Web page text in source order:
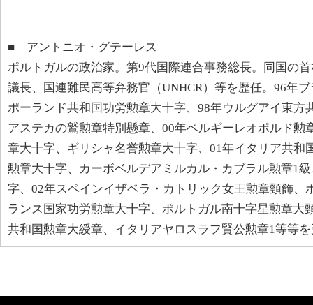
■ アントニオ・グテーレス
ポルトガルの政治家。第9代国際連合事務総長。同国の
議長、国連難民高等弁務官（UNHCR）等を歴任。96年
ポーランド共和国功労勲章大十字、98年ウルグアイ東方
アステカの鷲勲章特別懸章、00年ベルギーレオポルド勲
章大十字、ギリシャ名誉勲章大十字、01年イタリア共和
勲章大十字、カーボベルデアミルカル・カブラル勲章1
字、02年スペインイザベラ・カトリック女王勲章頸飾、
ランス国家功労勲章大十字、ポルトガル南十字星勲章大
共和国勲章大綬章、イタリアヤロスラフ賢公勲章1等等